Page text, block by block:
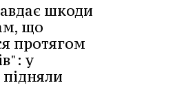
шкоди
що
протягом
у
підняли